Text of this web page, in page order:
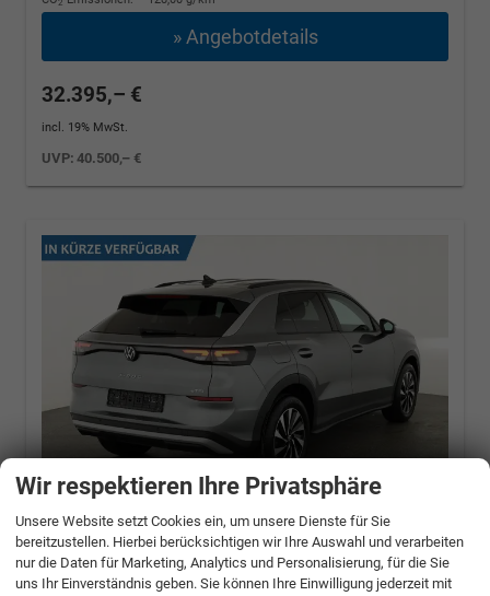
» Angebotdetails
32.395,– €
incl. 19% MwSt.
UVP:40.500,– €
Volkswagen T-Roc1.5 eTSI 110 kW Life DSG
Life, neues Modell, LED, Kamera, Side, Winter,
17-Zoll
Wir respektieren Ihre Privatsphäre
Unsere Website setzt Cookies ein, um unsere Dienste für Sie
bereitzustellen. Hierbei berücksichtigen wir Ihre Auswahl und verarbeiten
nur die Daten für Marketing, Analytics und Personalisierung, für die Sie
uns Ihr Einverständnis geben. Sie können Ihre Einwilligung jederzeit mit